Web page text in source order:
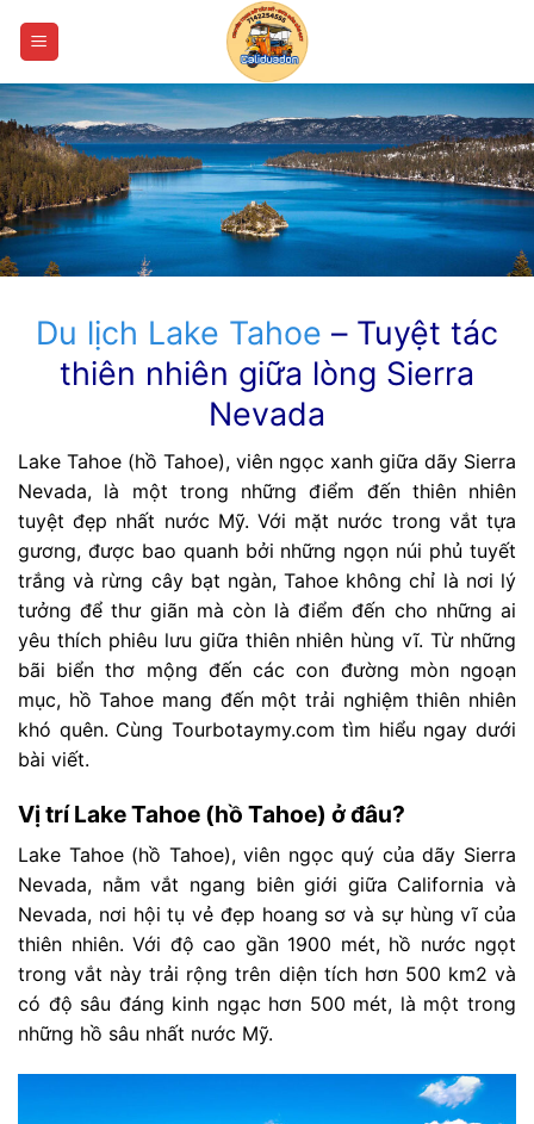
qua
dung
Du lịch Lake Tahoe – Tuyệt tác
thiên nhiên giữa lòng Sierra
Nevada
Lake Tahoe (hồ Tahoe), viên ngọc xanh giữa dãy Sierra
Nevada, là một trong những điểm đến thiên nhiên
tuyệt đẹp nhất nước Mỹ. Với mặt nước trong vắt tựa
gương, được bao quanh bởi những ngọn núi phủ tuyết
trắng và rừng cây bạt ngàn, Tahoe không chỉ là nơi lý
tưởng để thư giãn mà còn là điểm đến cho những ai
yêu thích phiêu lưu giữa thiên nhiên hùng vĩ. Từ những
bãi biển thơ mộng đến các con đường mòn ngoạn
mục, hồ Tahoe mang đến một trải nghiệm thiên nhiên
khó quên. Cùng Tourbotaymy.com tìm hiểu ngay dưới
bài viết.
Vị trí Lake Tahoe (hồ Tahoe) ở đâu?
Lake Tahoe (hồ Tahoe), viên ngọc quý của dãy Sierra
Nevada, nằm vắt ngang biên giới giữa California và
Nevada, nơi hội tụ vẻ đẹp hoang sơ và sự hùng vĩ của
thiên nhiên. Với độ cao gần 1900 mét, hồ nước ngọt
trong vắt này trải rộng trên diện tích hơn 500 km2 và
có độ sâu đáng kinh ngạc hơn 500 mét, là một trong
những hồ sâu nhất nước Mỹ.